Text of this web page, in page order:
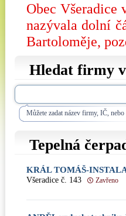
Obec Všeradice
nazývala dolní
Bartoloměje,
Hledat firmy
Můžete zadat název firmy, IČ,
Tepelná
KRÁL TOMÁŠ-
Všeradice č. 143 Zavřeno